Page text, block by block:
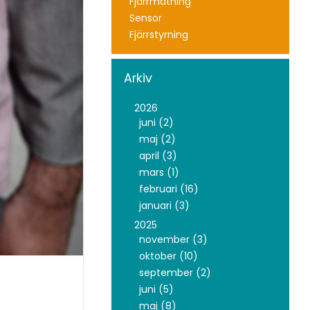
Sensor
Fjärrstyrning
Arkiv
2026
juni (2)
maj (2)
april (3)
mars (1)
februari (16)
januari (3)
2025
november (3)
oktober (10)
september (2)
juni (5)
maj (8)